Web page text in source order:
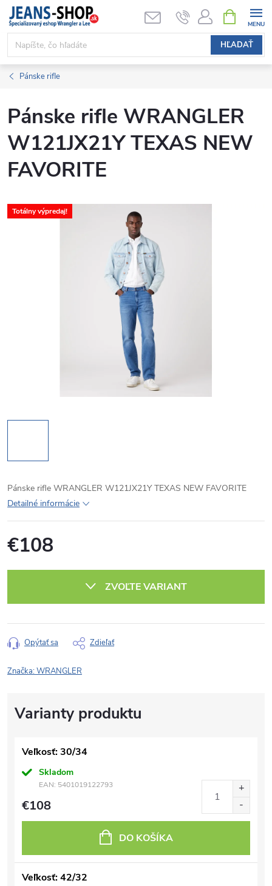
Prejsť
obsah
HĽADAŤ
KOŠÍK
Pánske rifle
Pánske rifle WRANGLER
W121JX21Y TEXAS NEW
FAVORITE
Totálny výpredaj!
Pánske rifle WRANGLER W121JX21Y TEXAS NEW FAVORITE
Detailné informácie
€108
ZVOĽTE VARIANT
Opýtať sa Zdieľať
Značka:WRANGLER
Veľkosť: 30/34
Skladom
EAN: 5401019122793
€108
DO KOŠÍKA
Veľkosť: 42/32